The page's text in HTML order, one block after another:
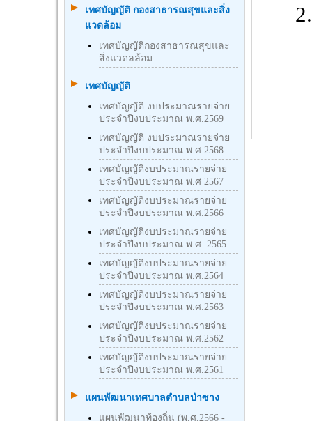
เทศบัญญัติ กองสาธารณสุขและสิ่ง
แวดล้อม
เทศบัญญัติกองสาธารณสุขและ
สิ่งแวดลล้อม
เทศบัญญัติ
เทศบัญญัติ งบประมาณรายจ่าย
ประจำปีงบประมาณ พ.ศ.2569
เทศบัญญัติ งบประมาณรายจ่าย
ประจำปีงบประมาณ พ.ศ.2568
เทศบัญญัติงบประมาณรายจ่าย
ประจำปีงบประมาณ พ.ศ 2567
เทศบัญญัติงบประมาณรายจ่าย
ประจำปีงบประมาณ พ.ศ.2566
เทศบัญญัติงบประมาณรายจ่าย
ประจำปีงบประมาณ พ.ศ. 2565
เทศบัญญัติงบประมาณรายจ่าย
ประจำปีงบประมาณ พ.ศ.2564
เทศบัญญัติงบประมาณรายจ่าย
ประจำปีงบประมาณ พ.ศ.2563
เทศบัญญัติงบประมาณรายจ่าย
ประจำปีงบประมาณ พ.ศ.2562
เทศบัญญัติงบประมาณรายจ่าย
ประจำปีงบประมาณ พ.ศ.2561
แผนพัฒนาเทศบาลตำบลป่าซาง
แผนพัฒนาท้องถิ่น (พ.ศ.2566 -
2.